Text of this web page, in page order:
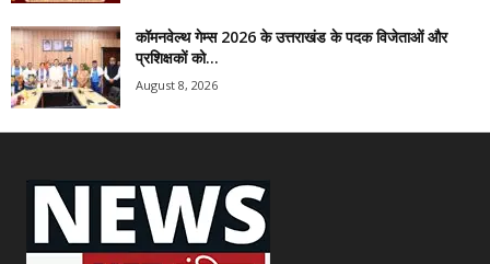
कॉमनवेल्थ गेम्स 2026 के उत्तराखंड के पदक विजेताओं और
प्रशिक्षकों को...
August 8, 2026